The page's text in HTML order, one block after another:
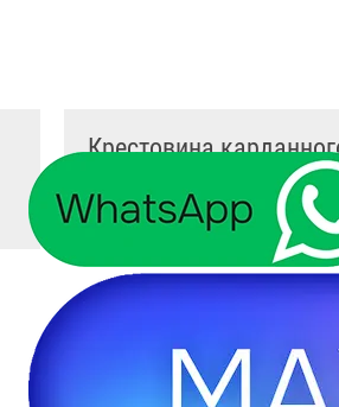
Крестовина
вала 16x39 под
GMB ST1639